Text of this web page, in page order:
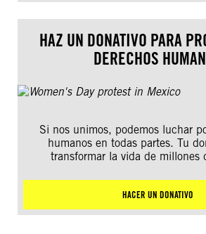
HAZ UN DONATIVO PARA
DERECHOS
Si nos unimos, podemos luchar
humanos en todas partes. Tu
transformar la vida de millones
HACER UN DONATIVO